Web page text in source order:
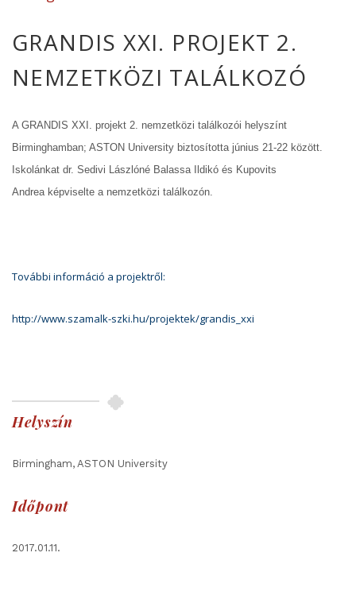
GRANDIS XXI. PROJEKT 2.
NEMZETKÖZI TALÁLKOZÓ
A GRANDIS XXI. projekt 2. nemzetközi találkozói helyszínt
Birminghamban; ASTON University biztosította június 21-22 között.
Iskolánkat dr. Sedivi Lászlóné Balassa Ildikó és Kupovits
Andrea képviselte a nemzetközi találkozón.
További információ a projektről:
http://www.szamalk-szki.hu/projektek/grandis_xxi
Helyszín
Birmingham, ASTON University
Időpont
2017.01.11.